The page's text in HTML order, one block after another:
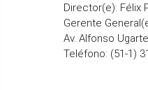
Director(e): Félix
Gerente
Av. Alfonso
Teléfono: (51-1)